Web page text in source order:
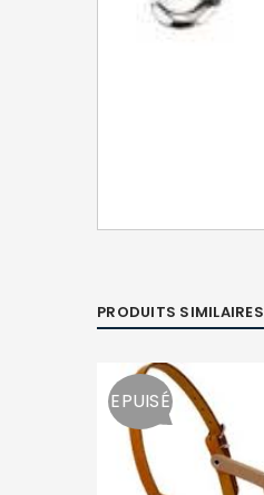
PRODUITS SIMILAIRES
EPUISÉ